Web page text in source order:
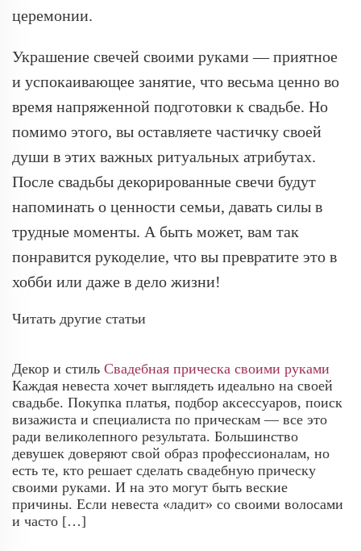
церемонии.
Украшение свечей своими руками — приятное
и успокаивающее занятие, что весьма ценно во
время напряженной подготовки к свадьбе. Но
помимо этого, вы оставляете частичку своей
души в этих важных ритуальных атрибутах.
После свадьбы декорированные свечи будут
напоминать о ценности семьи, давать силы в
трудные моменты. А быть может, вам так
понравится рукоделие, что вы превратите это в
хобби или даже в дело жизни!
Читать другие статьи
Декор и стиль Свадебная прическа своими руками
Каждая невеста хочет выглядеть идеально на своей
свадьбе. Покупка платья, подбор аксессуаров, поиск
визажиста и специалиста по прическам — все это
ради великолепного результата. Большинство
девушек доверяют свой образ профессионалам, но
есть те, кто решает сделать свадебную прическу
своими руками. И на это могут быть веские
причины. Если невеста «ладит» со своими волосами
и часто […]